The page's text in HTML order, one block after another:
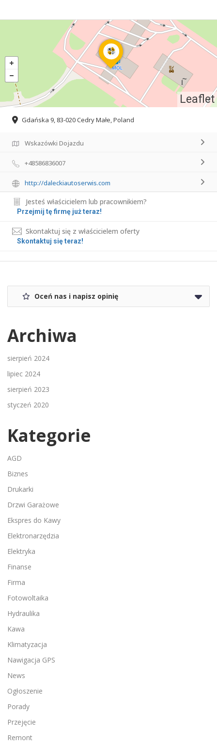
Leaflet
Gdańska 9, 83-020 Cedry Małe, Poland
Wskazówki Dojazdu
+48586836007
http://daleckiautoserwis.com
Jesteś właścicielem lub pracownikiem?
Przejmij tę firmę już teraz!
Skontaktuj się z właścicielem oferty
Skontaktuj się teraz!
Oceń nas i napisz opinię
Archiwa
sierpień 2024
lipiec 2024
sierpień 2023
styczeń 2020
Kategorie
AGD
Biznes
Drukarki
Drzwi Garażowe
Ekspres do Kawy
Elektronarzędzia
Elektryka
Finanse
Firma
Fotowoltaika
Hydraulika
Kawa
Klimatyzacja
Nawigacja GPS
News
Ogłoszenie
Porady
Przejęcie
Remont